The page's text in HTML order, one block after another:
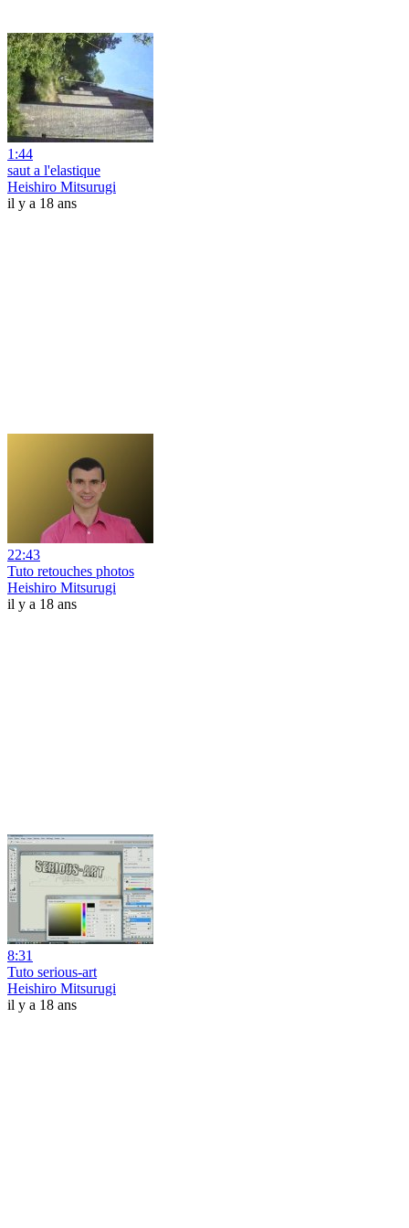
1:44
saut a l'elastique
Heishiro Mitsurugi
il y a 18 ans
22:43
Tuto retouches photos
Heishiro Mitsurugi
il y a 18 ans
8:31
Tuto serious-art
Heishiro Mitsurugi
il y a 18 ans